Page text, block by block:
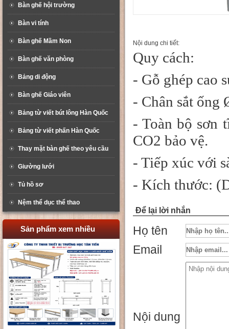
Bàn ghế hội trường
Bàn vi tính
Bàn ghế Mầm Non
Bàn ghế văn phòng
Bảng di động
Bàn ghế Giáo viên
Bảng từ viết bút lông Hàn Quốc
Bảng từ viết phấn Hàn Quốc
Thay mặt bàn ghế theo yêu cầu
Giường lưới
Tủ hồ sơ
Nệm thể dục thể thao
Sản phẩm xem nhiều
Nội dung chi tiết:
Quy cách:
- Gỗ ghép cao
- Chân sắt ống
- Toàn bộ sơn
CO2 bảo vệ.
- Tiếp xúc với
- Kích thước:
Để lại lời nhắn
Họ tên
Email
Nội dung